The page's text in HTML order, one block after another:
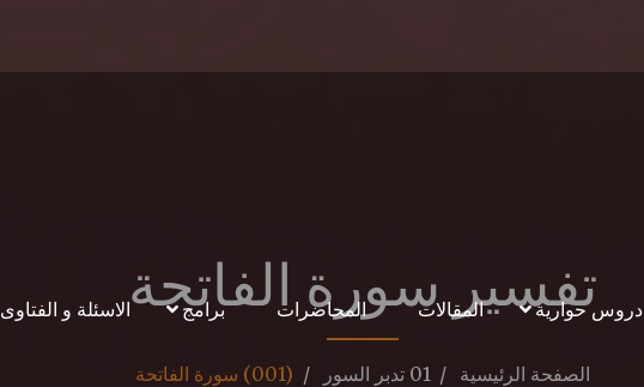
دروس حوارية المقالات المحاضرات برامج الاسئلة و الفتاوىتفسير سورة الفاتحة
الصفحة الرئيسية 01 تدبر السور (001) سورة الفاتحة